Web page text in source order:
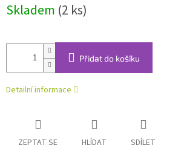
cena:
Skladem (2 ks)
Přidat do košíku
Detailní informace
ZEPTAT SE HLÍDAT SDÍLET